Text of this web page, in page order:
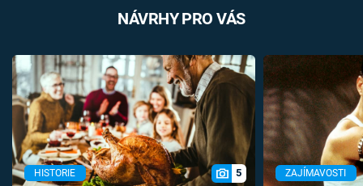
NÁVRHY PRO VÁS
HISTORIE 5 ZAJÍMAVOSTI